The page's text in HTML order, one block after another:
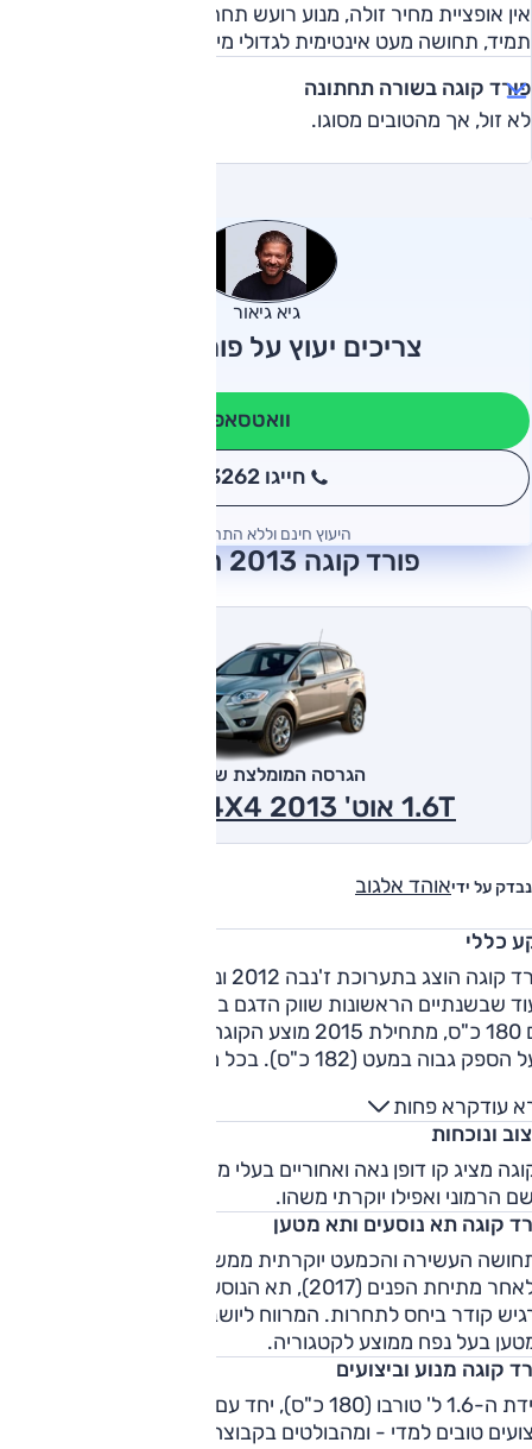
אין אופציית מחיר זולה, מנוע רועש תחת עומס ותיבה לא חלקה
תמיד, תחושה מעט אינטימית לגדולי מידות.
פורד קוגה בשורה תחתונה
לא זול, אך מהטובים מסוגו.
גיא גיאור
צריכים יעוץ על פורד קוגה?
וואטסאפ
חייגו 3262
היעוץ חינם וללא התחייבות
פורד קוגה 2013 חוות דעת
נבדק על ידיאוהד אלגוב
הגרסה המומלצת של אוטו
1.6T אוט' Titanium 4X4 2013
כללי
בעל הספק גבוה במעט (182 כ"ס). בכל מקרה, התיבה היא
היצע רמות הגימור של הקוגה, עם התווספות גרסאות הנעה
הנעה - אך עם מבחר גדול יותר של רמות גימור ומחירים
עודקרא פחות
ונוכחות
מציג קו דופן נאה ואחוריים בעלי מראה זורם, היוצרים ביחד
הרמוני ואפילו יוקרתי משהו.
קוגה תא נוסעים ותא מטען
העשירה והכמעט יוקרתית ממשיכה גם לתא הנוסעים;
שלאחר מתיחת הפנים (2017), תא הנוסעים שומר על האיכות - אך
קודר ביחס לתחרות. המרווח ליושבים מאחור מספק. תא
בעל נפח ממוצע לקטגוריה.
קוגה מנוע וביצועים
טובים למדי - ומהבולטים בקבוצה; הדבר נכון גם כשמדובר